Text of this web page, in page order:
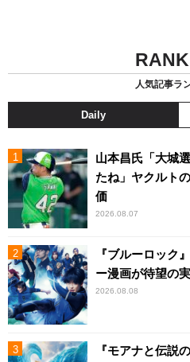
人気記事ラ
Daily
山本昌氏「大城
たね」ヤクルト
価
2026.08.07
『ブルーロック
ー漫画が待望の
2026.08.08
『モアナと伝説